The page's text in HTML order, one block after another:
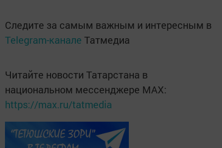
Следите за самым важным и интересным в
Telegram-канале Татмедиа
Читайте новости Татарстана в
национальном мессенджере MАХ:
https://max.ru/tatmedia